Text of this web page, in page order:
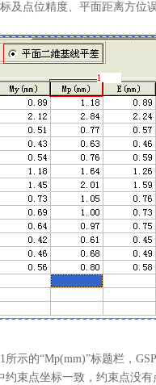
及点位精度、平面距离方位
示的“Mp(mm)”标题栏，
束点坐标一致，约束点没